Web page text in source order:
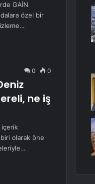
GAİN
özel bir
0 0
ne iş
içerik
olarak öne